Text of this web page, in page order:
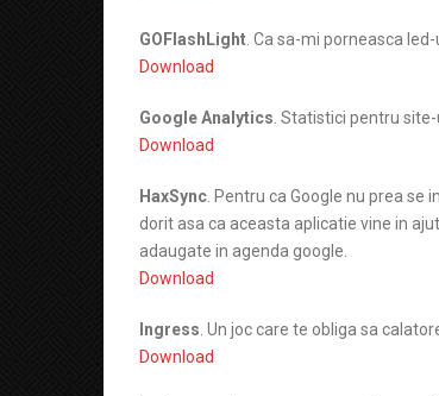
GOFlashLight . Ca sa-mi porneasca
Download
Google Analytics . Statistici pentru
Download
HaxSync . Pentru ca Google nu prea
dorit asa ca aceasta aplicatie vine in
adaugate in agenda google.
Download
Ingress . Un joc care te obliga sa
Download